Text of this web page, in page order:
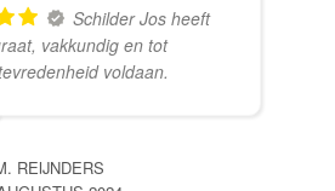
Schilder Jos heeft
vakkundig en tot
voldaan.
REIJNDERS